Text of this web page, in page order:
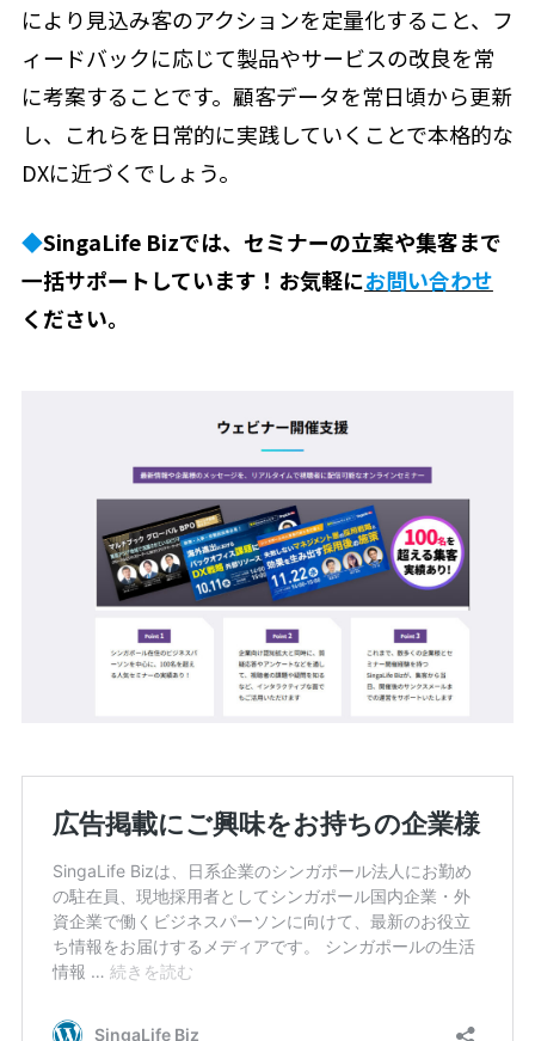
により見込み客のアクションを定量化すること、フ
ィードバックに応じて製品やサービスの改良を常
に考案することです。顧客データを常日頃から更新
し、これらを日常的に実践していくことで本格的な
DXに近づくでしょう。
◆SingaLife Bizでは、セミナーの立案や集客まで
一括サポートしています！お気軽にお問い合わせ
ください。